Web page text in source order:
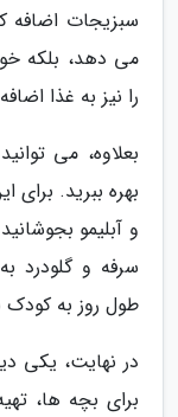
سبزیجات اضافه
می دهد، بلکه
را نیز به غذا
بعلاوه، می
بهره ببرید. برای
و آبلیمو
سرفه و گلودرد
طول روز به کودک
در نهایت، یکی
برای بچه ها،